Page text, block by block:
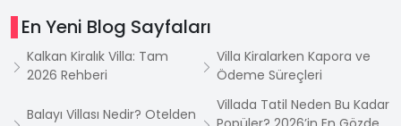
En Yeni Blog Sayfaları
Kalkan Kiralık Villa: Tam
2026 Rehberi
Villa Kiralarken Kapora ve
Ödeme Süreçleri
Balayı Villası Nedir? Otelden
Villada Tatil Neden Bu Kadar